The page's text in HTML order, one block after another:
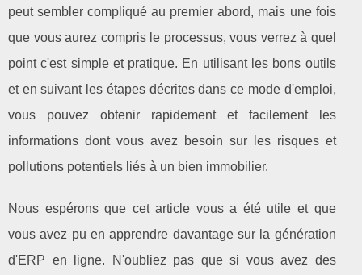
peut sembler compliqué au premier abord, mais une fois
que vous aurez compris le processus, vous verrez à quel
point c'est simple et pratique. En utilisant les bons outils
et en suivant les étapes décrites dans ce mode d'emploi,
vous pouvez obtenir rapidement et facilement les
informations dont vous avez besoin sur les risques et
pollutions potentiels liés à un bien immobilier.
Nous espérons que cet article vous a été utile et que
vous avez pu en apprendre davantage sur la génération
d'ERP en ligne. N'oubliez pas que si vous avez des